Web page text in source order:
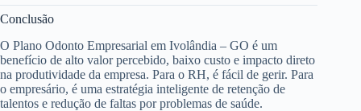
Conclusão
O Plano Odonto Empresarial em Ivolândia – GO é um
benefício de alto valor percebido, baixo custo e impacto direto
na produtividade da empresa. Para o RH, é fácil de gerir. Para
o empresário, é uma estratégia inteligente de retenção de
talentos e redução de faltas por problemas de saúde.